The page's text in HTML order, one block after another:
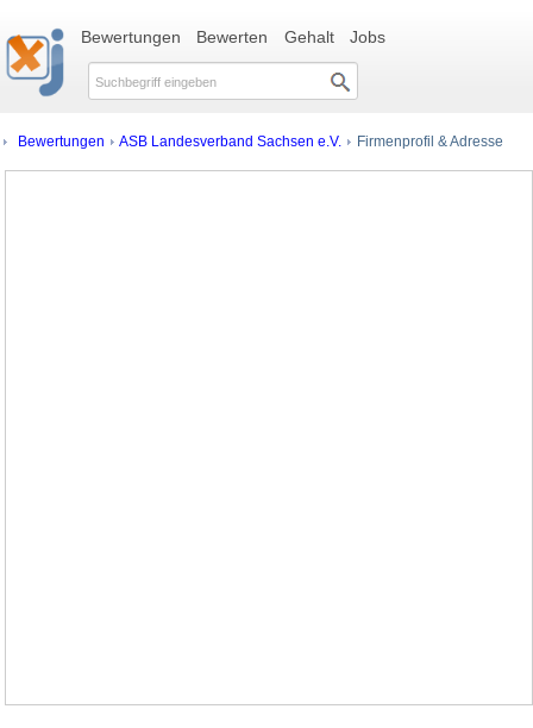
Bewertungen Bewerten Gehalt Jobs
Bewertungen ASB Landesverband Sachsen e.V. Firmenprofil & Adresse